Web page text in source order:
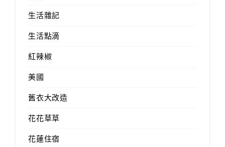
生活雜記
生活點滴
紅辣椒
美國
舊衣大改造
花花草草
花蓮住宿